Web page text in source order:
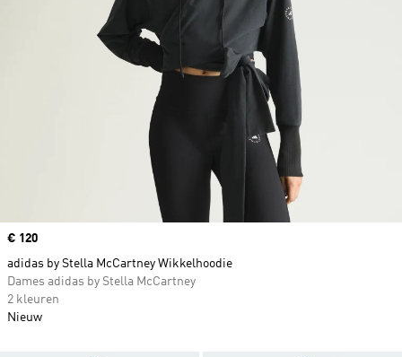
Price
€ 120
adidas by Stella McCartney Wikkelhoodie
Dames adidas by Stella McCartney
2 kleuren
Nieuw